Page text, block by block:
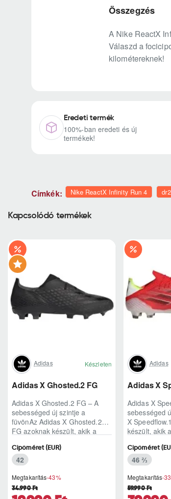
Összegzés
A Nike ReactX
Válaszd a
kilométereknek!
Eredeti termék
100%-ban eredeti és új
termékek!
Címkék: Nike ReactX Infinity Run 4
Kapcsolódó termékek
Adidas Készleten
Adidas X Ghosted.2 FG
Adidas X Ghosted.2 FG – A
sebességed új szintje a
füvönAz Adidas X Ghosted.2
FG azoknak készült, akik a
pillanataiban is azonnal r..
Megtakarítás-43%
34.990 Ft
Cipőméret (EUR)
42
Adidas
Adidas X
Adidas X
sebességed
X
készült, akik
ritmust diktál..
Megtakarítás-
59.990 Ft
Cipőméret
46 ⅔